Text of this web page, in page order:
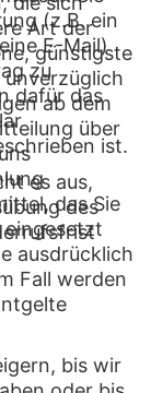
(z.B. ein
E-Mail)
zu
dafür das
ist.
es aus,
des
Art der
günstigste
ab dem
über
das Sie
eingesetzt
ausdrücklich
Fall werden
bis wir